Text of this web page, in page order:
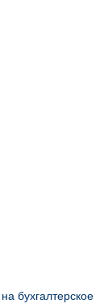
бухгалтерское